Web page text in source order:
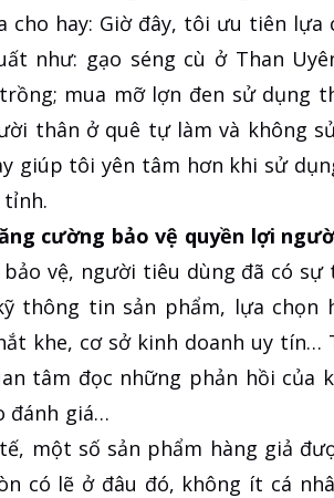
cho hay: Giờ đây, tôi ưu tiên
như: gạo séng cù ở Than
mua mỡ lợn đen sử dụng
thân ở quê tự làm và không
giúp tôi yên tâm hơn khi sử
cường bảo vệ quyền lợi
vệ, người tiêu dùng đã có
thông tin sản phẩm, lựa chọn
khe, cơ sở kinh doanh uy tín…
tâm đọc những phản hồi của
đánh giá…
một số sản phẩm hàng giả
có lẽ ở đâu đó, không ít cá